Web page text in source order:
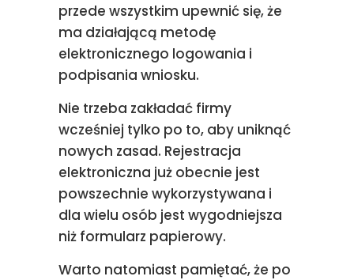
przede wszystkim upewnić się, że
ma działającą metodę
elektronicznego logowania i
podpisania wniosku.
Nie trzeba zakładać firmy
wcześniej tylko po to, aby uniknąć
nowych zasad. Rejestracja
elektroniczna już obecnie jest
powszechnie wykorzystywana i
dla wielu osób jest wygodniejsza
niż formularz papierowy.
Warto natomiast pamiętać, że po